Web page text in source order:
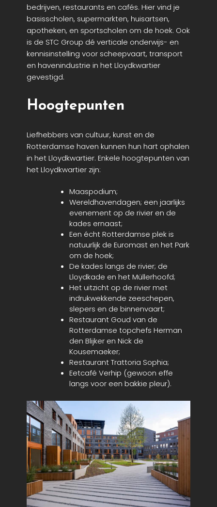
bedrijven, restaurants en cafés. Hier vind je
basisscholen, supermarkten, huisartsen,
apotheken, en sportscholen om de hoek. Ook
is de STC Group dé verticale onderwijs- en
kennisinstelling voor scheepvaart, transport
en havenindustrie in het Lloydkwartier
gevestigd.
Hoogtepunten
Liefhebbers van cultuur, kunst en de
Rotterdamse haven kunnen hun hart ophalen
in het Lloydkwartier. Enkele hoogtepunten van
het Lloydkwartier zijn:
Maaspodium;
Wereldhavendagen; een jaarlijks
evenement op de rivier en de
kades ernaast;
Een écht Rotterdamse plek is
natuurlijk de Euromast en het Park
om de hoek;
De kades langs de rivier; de
Lloydkade en het Müllerhoofd;
Het uitzicht op de rivier met
indrukwekkende zeeschepen,
slepers en de binnenvaart;
Restaurant Goud van de
Rotterdamse topchefs Herman
den Blijker en Nick de
Kousemaeker;
Restaurant Trattoria Sophia;
Eetcafé Verhip (gewoon effe
langs voor een bakkie pleur).